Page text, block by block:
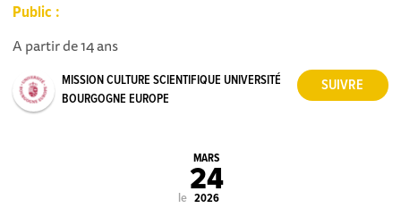
Public :
A partir de 14 ans
MISSION CULTURE SCIENTIFIQUE UNIVERSITÉ
BOURGOGNE EUROPE
le
MARS
24
2026